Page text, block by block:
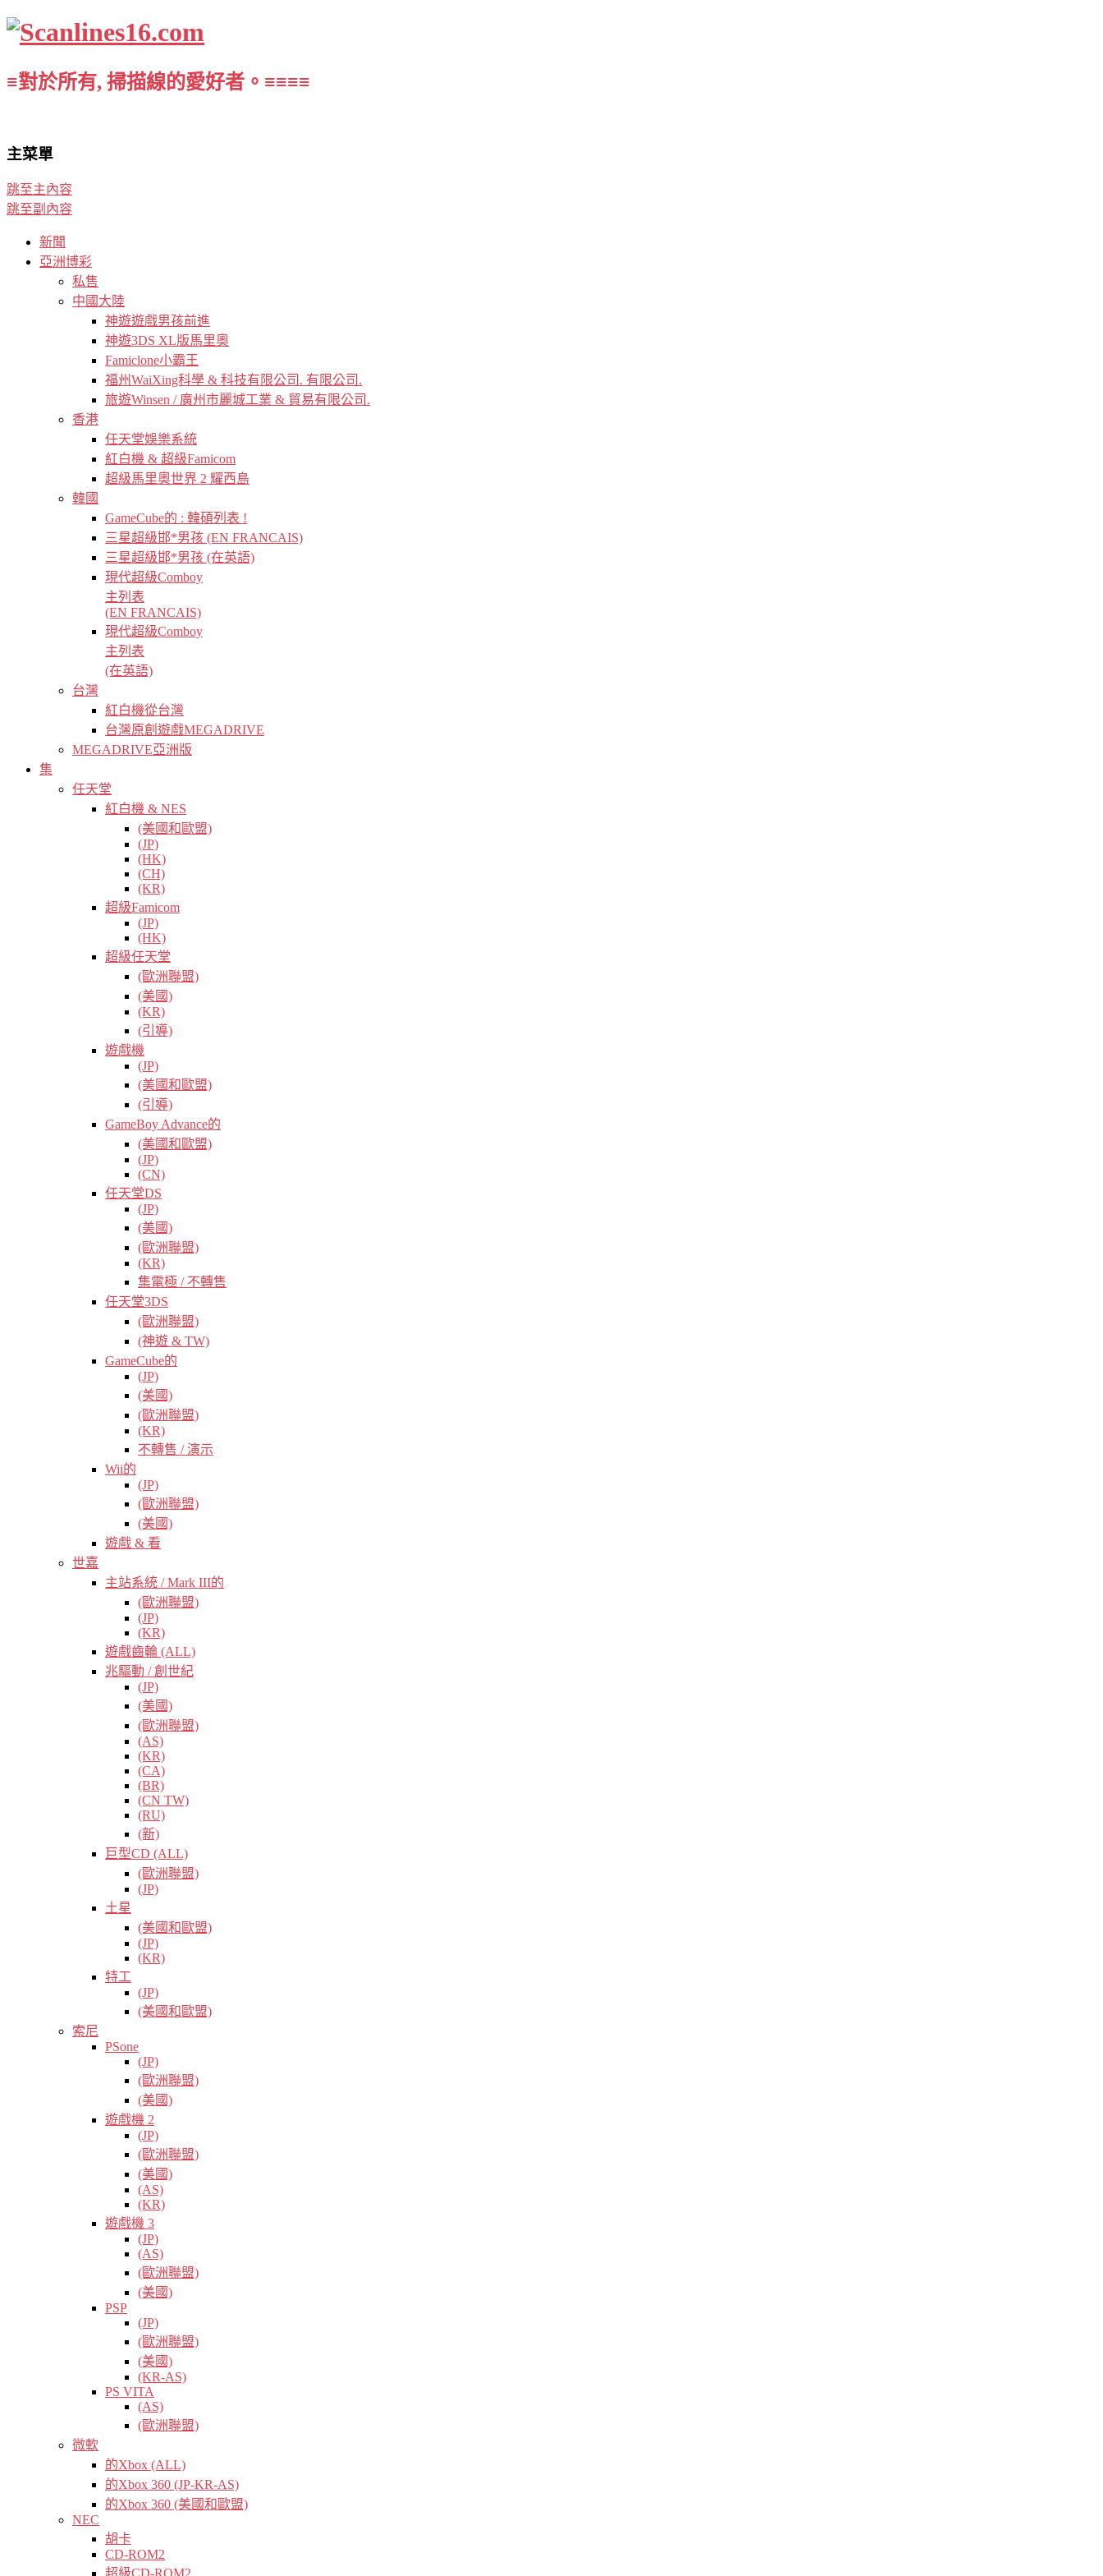
≡對於所有, 掃描線的愛好者。≡≡≡≡
主菜單
跳至主內容
跳至副內容
新聞
亞洲博彩
私售
中國大陸
神遊遊戲男孩前進
神遊3DS XL版馬里奧
Famiclone小霸王
福州WaiXing科學 & 科技有限公司. 有限公司.
旅遊Winsen / 廣州市麗城工業 & 貿易有限公司.
香港
任天堂娛樂系統
紅白機 & 超級Famicom
超級馬里奧世界 2 耀西島
韓國
GameCube的 : 韓碩列表 !
三星超級邯*男孩 (EN FRANCAIS)
三星超級邯*男孩 (在英語)
現代超級Comboy
主列表
(EN FRANCAIS)
現代超級Comboy
主列表
(在英語)
台灣
紅白機從台灣
台灣原創遊戲MEGADRIVE
MEGADRIVE亞洲版
集
任天堂
紅白機 & NES
(美國和歐盟)
(JP)
(HK)
(CH)
(KR)
超級Famicom
(JP)
(HK)
超級任天堂
(歐洲聯盟)
(美國)
(KR)
(引導)
遊戲機
(JP)
(美國和歐盟)
(引導)
GameBoy Advance的
(美國和歐盟)
(JP)
(CN)
任天堂DS
(JP)
(美國)
(歐洲聯盟)
(KR)
集電極 / 不轉售
任天堂3DS
(歐洲聯盟)
(神遊 & TW)
GameCube的
(JP)
(美國)
(歐洲聯盟)
(KR)
不轉售 / 演示
Wii的
(JP)
(歐洲聯盟)
(美國)
遊戲 & 看
世嘉
主站系統 / Mark III的
(歐洲聯盟)
(JP)
(KR)
遊戲齒輪 (ALL)
兆驅動 / 創世紀
(JP)
(美國)
(歐洲聯盟)
(AS)
(KR)
(CA)
(BR)
(CN TW)
(RU)
(新)
巨型CD (ALL)
(歐洲聯盟)
(JP)
土星
(美國和歐盟)
(JP)
(KR)
特工
(JP)
(美國和歐盟)
索尼
PSone
(JP)
(歐洲聯盟)
(美國)
遊戲機 2
(JP)
(歐洲聯盟)
(美國)
(AS)
(KR)
遊戲機 3
(JP)
(AS)
(歐洲聯盟)
(美國)
PSP
(JP)
(歐洲聯盟)
(美國)
(KR-AS)
PS VITA
(AS)
(歐洲聯盟)
微軟
的Xbox (ALL)
的Xbox 360 (JP-KR-AS)
的Xbox 360 (美國和歐盟)
NEC
胡卡
CD-ROM2